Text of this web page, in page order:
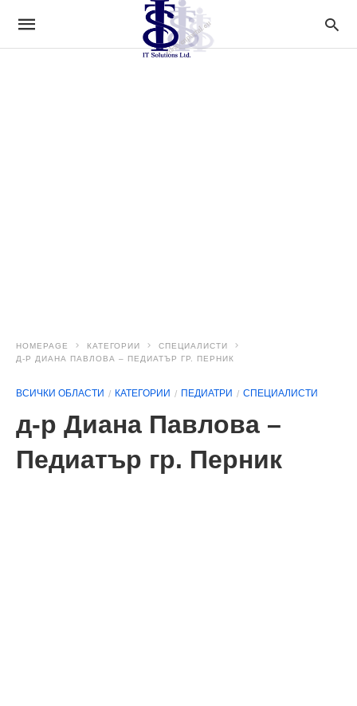
HOMEPAGE КАТЕГОРИИ
СПЕЦИАЛИСТИ
Д-Р ДИАНА ПАВЛОВА – ПЕДИАТЪР ГР. ПЕРНИК
ВСИЧКИ ОБЛАСТИ КАТЕГОРИИ ПЕДИАТРИ СПЕЦИАЛИСТИ
д-р Диана Павлова –
Педиатър гр. Перник